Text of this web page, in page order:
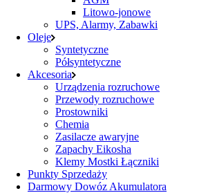
Litowo-jonowe
UPS, Alarmy, Zabawki
Oleje
Syntetyczne
Półsyntetyczne
Akcesoria
Urządzenia rozruchowe
Przewody rozruchowe
Prostowniki
Chemia
Zasilacze awaryjne
Zapachy Eikosha
Klemy Mostki Łączniki
Punkty Sprzedaży
Darmowy Dowóz Akumulatora